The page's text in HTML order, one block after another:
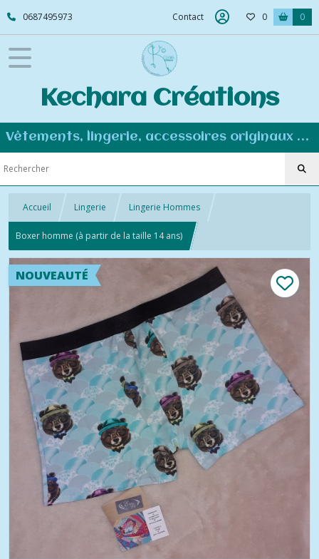
0687495973 Contact 0 0
Kechara Créations
Vêtements, lingerie, accessoires originaux et personnalisés - Couture éco-responsable
Accueil Lingerie Lingerie Hommes
Boxer homme (à partir de la taille 14 ans)
NOUVEAUTÉ